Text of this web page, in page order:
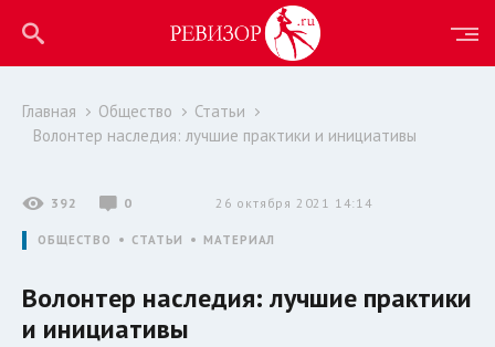
Главная Общество
Статьи
Волонтер наследия: лучшие практики и инициативы
392 0 26 октября 2021 14:14
ОБЩЕСТВО СТАТЬИ МАТЕРИАЛ
Волонтер наследия: лучшие практики
и инициативы